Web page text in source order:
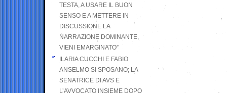
TESTA, A USARE IL BUON
SENSO E A METTERE IN
DISCUSSIONE LA
NARRAZIONE DOMINANTE,
VIENI EMARGINATO”
ILARIA CUCCHI E FABIO
ANSELMO SI SPOSANO; LA
SENATRICE DI AVS E
L’AVVOCATO INSIEME DOPO